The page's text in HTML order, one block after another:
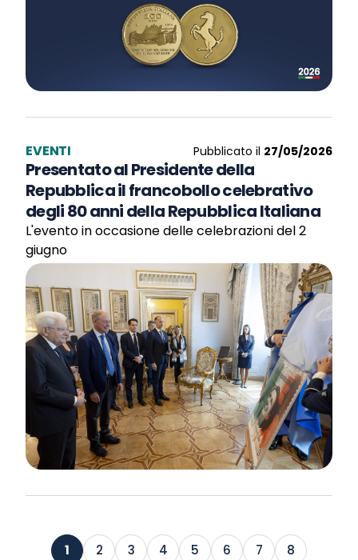
EVENTI Pubblicato il 27/05/2026
Presentato al Presidente della
Repubblica il francobollo celebrativo
degli 80 anni della Repubblica Italiana
L'evento in occasione delle celebrazioni del 2
giugno
1 2 3 4 5 6 7 8